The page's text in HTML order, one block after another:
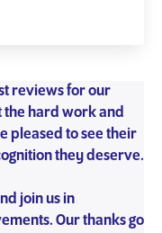
reviews for our
the hard work and
pleased to see their
they deserve.
join us in
Our thanks go